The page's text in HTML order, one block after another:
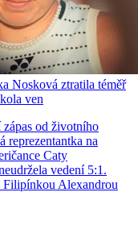
Nosková ztratila téměř
ven
od životního
reprezentantka na
Caty
vedení 5:1.
Filipínkou Alexandrou